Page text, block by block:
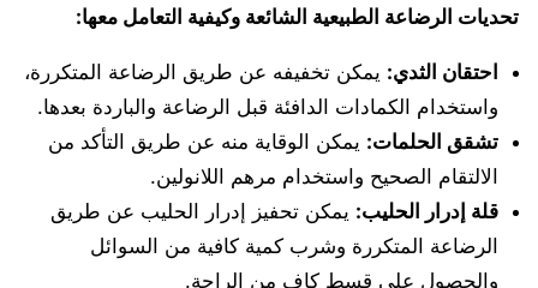
تحديات الرضاعة الطبيعية الشائعة وكيفية التعامل معها:
احتقان الثدي: يمكن تخفيفه عن طريق الرضاعة المتكررة،
واستخدام الكمادات الدافئة قبل الرضاعة والباردة بعدها.
تشقق الحلمات: يمكن الوقاية منه عن طريق التأكد من
الالتقام الصحيح واستخدام مرهم اللانولين.
قلة إدرار الحليب: يمكن تحفيز إدرار الحليب عن طريق
الرضاعة المتكررة وشرب كمية كافية من السوائل
والحصول على قسط كافٍ من الراحة.